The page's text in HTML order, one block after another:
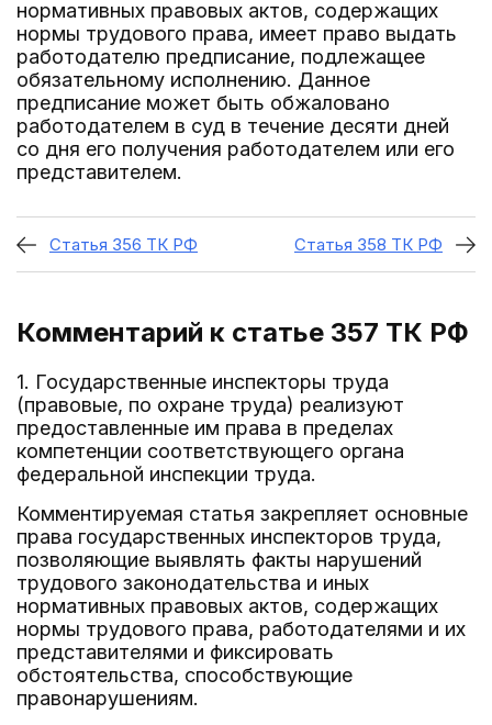
нормативных правовых актов, содержащих
нормы трудового права, имеет право выдать
работодателю предписание, подлежащее
обязательному исполнению. Данное
предписание может быть обжаловано
работодателем в суд в течение десяти дней
со дня его получения работодателем или его
представителем.
Статья 356 ТК РФ Статья 358 ТК РФ
Комментарий к статье 357 ТК РФ
1. Государственные инспекторы труда
(правовые, по охране труда) реализуют
предоставленные им права в пределах
компетенции соответствующего органа
федеральной инспекции труда.
Комментируемая статья закрепляет основные
права государственных инспекторов труда,
позволяющие выявлять факты нарушений
трудового законодательства и иных
нормативных правовых актов, содержащих
нормы трудового права, работодателями и их
представителями и фиксировать
обстоятельства, способствующие
правонарушениям.